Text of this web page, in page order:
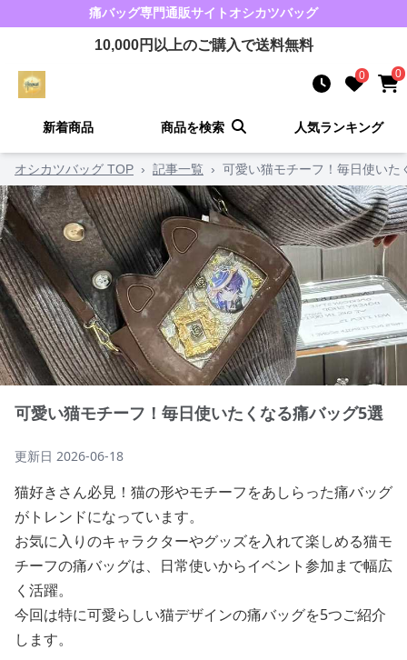
痛バッグ専門通販サイト オシカツバッグ
10,000円以上のご購入で送料無料
0 0
新着商品 商品を検索 人気ランキング
オシカツバッグ TOP › 記事一覧 › 可愛い猫モチーフ！毎日使いた
可愛い猫モチーフ！毎日使いたくなる痛バッグ5選
更新日 2026-06-18
猫好きさん必見！猫の形やモチーフをあしらった痛バッグ
がトレンドになっています。
お気に入りのキャラクターやグッズを入れて楽しめる猫モ
チーフの痛バッグは、日常使いからイベント参加まで幅広
く活躍。
今回は特に可愛らしい猫デザインの痛バッグを5つご紹介
します。